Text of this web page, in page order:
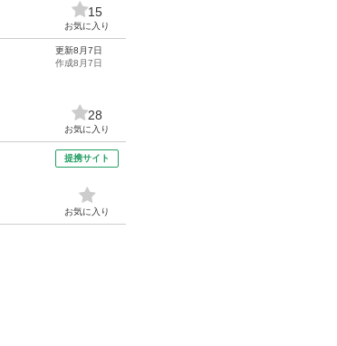
15
お気に入り
更新8月7日
作成8月7日
28
お気に入り
提携サイト
お気に入り